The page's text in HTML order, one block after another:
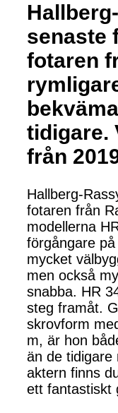
senaste
fotaren
tidigare.
från
Hallberg-
fotaren från
modellerna
förgångare
mycket
men också
snabba. HR
steg framåt.
skrovform
m, är hon
än de tidigare
aktern finns
ett fantastiskt